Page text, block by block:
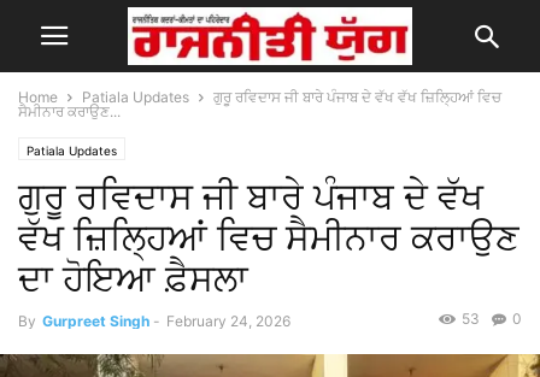
Home Patiala Updates
ਗੁਰੂ ਰਵਿਦਾਸ ਜੀ ਬਾਰੇ ਪੰਜਾਬ ਦੇ ਵੱਖ ਵੱਖ ਜ਼ਿਲ੍ਹਿਆਂ ਵਿਚ
ਸੈਮੀਨਾਰ ਕਰਾਉਣ...
Patiala Updates
ਗੁਰੂ ਰਵਿਦਾਸ ਜੀ ਬਾਰੇ ਪੰਜਾਬ ਦੇ ਵੱਖ
ਵੱਖ ਜ਼ਿਲ੍ਹਿਆਂ ਵਿਚ ਸੈਮੀਨਾਰ ਕਰਾਉਣ
ਦਾ ਹੋਇਆ ਫ਼ੈਸਲਾ
By Gurpreet Singh - February 24, 2026 0
53